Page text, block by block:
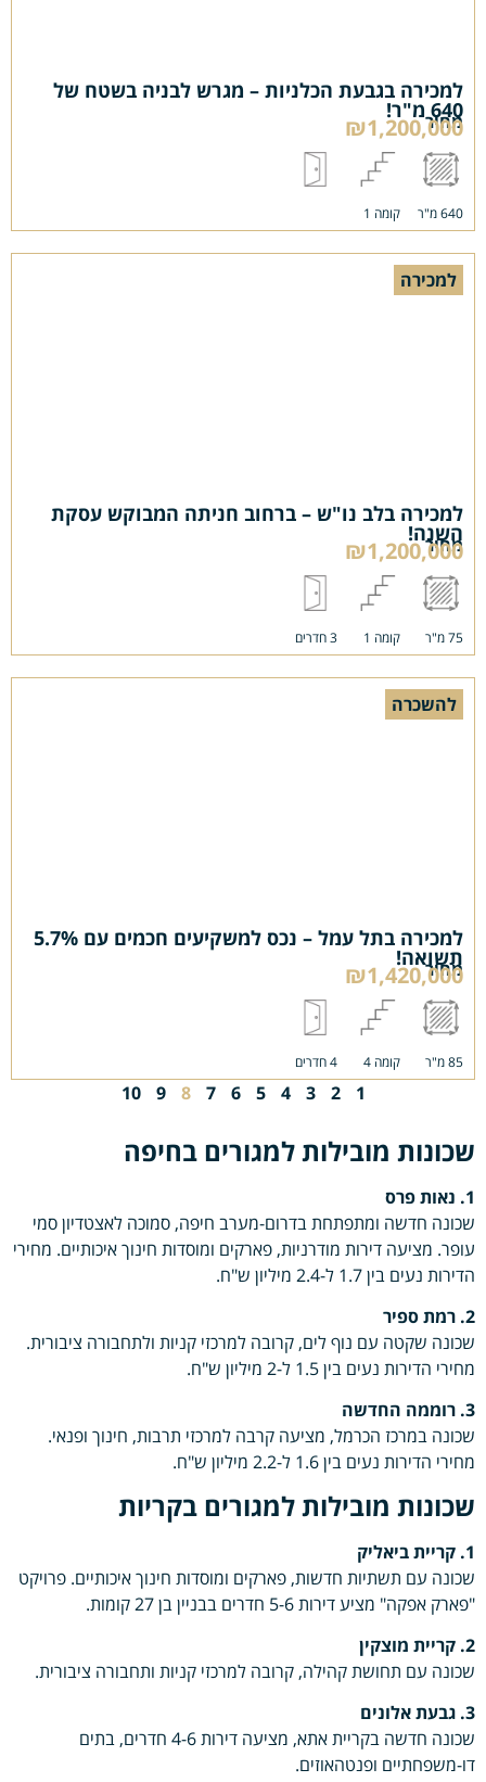
למכירה בגבעת הכלניות – מגרש לבניה בשטח של
640 מ"ר!
מחיר
₪1,200,000
640 מ"ר קומה 1
למכירה
למכירה בלב נו"ש – ברחוב חניתה המבוקש עסקת
השנה!
מחיר
₪1,200,000
75 מ"ר קומה 1 3 חדרים
להשכרה
למכירה בתל עמל – נכס למשקיעים חכמים עם 5.7%
תשואה!
מחיר
₪1,420,000
85 מ"ר קומה 4 4 חדרים
1
2
3
4
5
6
7
8
9
10
שכונות מובילות למגורים בחיפה
1. נאות פרס
שכונה חדשה ומתפתחת בדרום-מערב חיפה, סמוכה לאצטדיון סמי
עופר. מציעה דירות מודרניות, פארקים ומוסדות חינוך איכותיים. מחירי
הדירות נעים בין 1.7 ל-2.4 מיליון ש"ח.
2. רמת ספיר
שכונה שקטה עם נוף לים, קרובה למרכזי קניות ולתחבורה ציבורית.
מחירי הדירות נעים בין 1.5 ל-2 מיליון ש"ח.
3. רוממה החדשה
שכונה במרכז הכרמל, מציעה קרבה למרכזי תרבות, חינוך ופנאי.
מחירי הדירות נעים בין 1.6 ל-2.2 מיליון ש"ח.
שכונות מובילות למגורים בקריות
1. קריית ביאליק
שכונה עם תשתיות חדשות, פארקים ומוסדות חינוך איכותיים. פרויקט
"פארק אפקה" מציע דירות 5-6 חדרים בבניין בן 27 קומות.
2. קריית מוצקין
שכונה עם תחושת קהילה, קרובה למרכזי קניות ותחבורה ציבורית.
3. גבעת אלונים
שכונה חדשה בקריית אתא, מציעה דירות 4-6 חדרים, בתים
דו-משפחתיים ופנטהאוזים.